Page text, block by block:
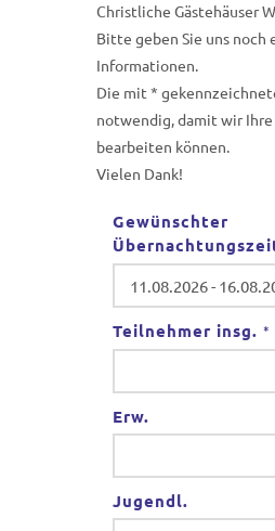
Christliche Gästehäuser
Bitte geben Sie uns noch
Informationen.
Die mit *
notwendig, damit wir Ihre
bearbeiten können.
Vielen Dank!
Gewünschter
Teilnehmer insg. *
Erw.
Jugendl.